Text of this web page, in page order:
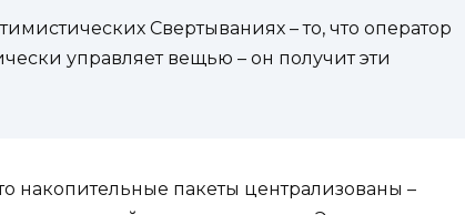
Свертываниях – то, что оператор
управляет вещью – он получит эти
накопительные пакеты централизованы –